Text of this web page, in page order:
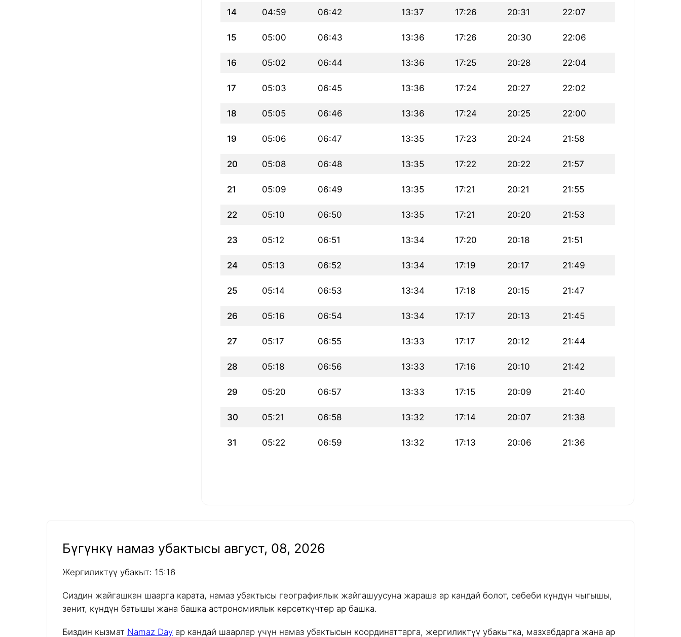
14 04:59 06:42 13:37 17:26 20:31 22:07
15 05:00 06:43 13:36 17:26 20:30 22:06
16 05:02 06:44 13:36 17:25 20:28 22:04
17 05:03 06:45 13:36 17:24 20:27 22:02
18 05:05 06:46 13:36 17:24 20:25 22:00
19 05:06 06:47 13:35 17:23 20:24 21:58
20 05:08 06:48 13:35 17:22 20:22 21:57
21 05:09 06:49 13:35 17:21 20:21 21:55
22 05:10 06:50 13:35 17:21 20:20 21:53
23 05:12 06:51 13:34 17:20 20:18 21:51
24 05:13 06:52 13:34 17:19 20:17 21:49
25 05:14 06:53 13:34 17:18 20:15 21:47
26 05:16 06:54 13:34 17:17 20:13 21:45
27 05:17 06:55 13:33 17:17 20:12 21:44
28 05:18 06:56 13:33 17:16 20:10 21:42
29 05:20 06:57 13:33 17:15 20:09 21:40
30 05:21 06:58 13:32 17:14 20:07 21:38
31 05:22 06:59 13:32 17:13 20:06 21:36
Бүгүнкү намаз убактысы август, 08, 2026
Жергиликтүү убакыт: 15:16
Сиздин жайгашкан шаарга карата, намаз убактысы географиялык жайгашуусуна жараша ар кандай болот, себеби күндүн чыгышы,
зенит, күндүн батышы жана башка астрономиялык көрсөткүчтөр ар башка.
Биздин кызмат Namaz Day ар кандай шаарлар үчүн намаз убактысын координаттарга, жергиликтүү убакытка, мазхабдарга жана ар